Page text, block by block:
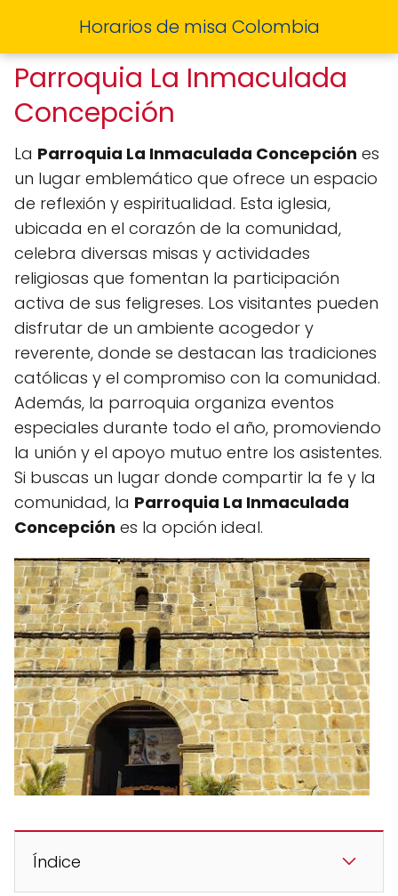
Horarios de misa Colombia
Parroquia La Inmaculada
Concepción
La Parroquia La Inmaculada Concepción es
un lugar emblemático que ofrece un espacio
de reflexión y espiritualidad. Esta iglesia,
ubicada en el corazón de la comunidad,
celebra diversas misas y actividades
religiosas que fomentan la participación
activa de sus feligreses. Los visitantes pueden
disfrutar de un ambiente acogedor y
reverente, donde se destacan las tradiciones
católicas y el compromiso con la comunidad.
Además, la parroquia organiza eventos
especiales durante todo el año, promoviendo
la unión y el apoyo mutuo entre los asistentes.
Si buscas un lugar donde compartir la fe y la
comunidad, la Parroquia La Inmaculada
Concepción es la opción ideal.
Índice